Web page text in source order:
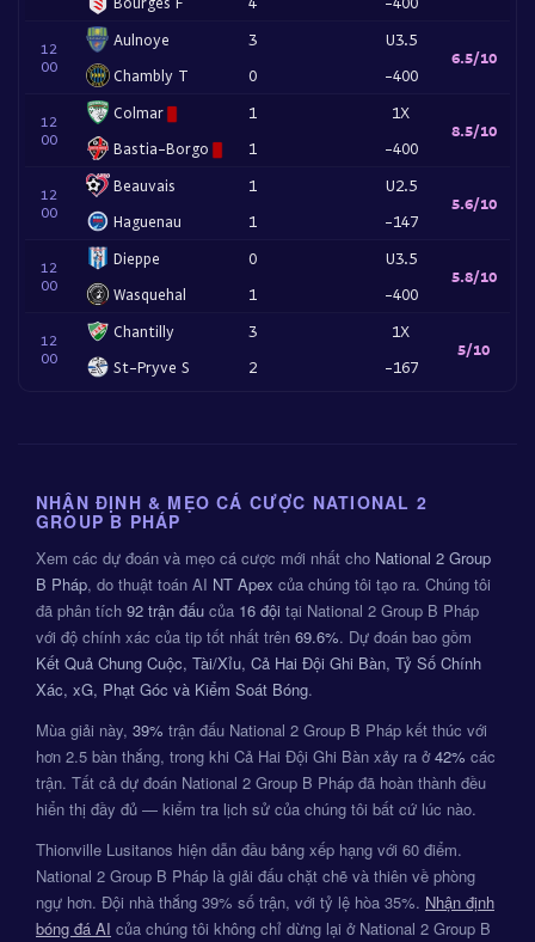
12
00
Aulnoye
Chambly T
3
0
U3.5
-400
6.5/10
12
00
Colmar
Bastia-Borgo
1
1
1X
-400
8.5/10
12
00
Beauvais
Haguenau
1
1
U2.5
-147
5.6/10
12
00
Dieppe
Wasquehal
0
1
U3.5
-400
5.8/10
12
00
Chantilly
St-Pryve S
3
2
1X
-167
5/10
NHẬN ĐỊNH & MẸO CÁ CƯỢC NATIONAL 2
GROUP B PHÁP
Xem các dự đoán và mẹo cá cược mới nhất cho National 2 Group
B Pháp, do thuật toán AI NT Apex của chúng tôi tạo ra. Chúng tôi
đã phân tích 92 trận đấu của 16 đội tại National 2 Group B Pháp
với độ chính xác của tip tốt nhất trên 69.6%. Dự đoán bao gồm
Kết Quả Chung Cuộc, Tài/Xỉu, Cả Hai Đội Ghi Bàn, Tỷ Số Chính
Xác, xG, Phạt Góc và Kiểm Soát Bóng.
Mùa giải này, 39% trận đấu National 2 Group B Pháp kết thúc với
hơn 2.5 bàn thắng, trong khi Cả Hai Đội Ghi Bàn xảy ra ở42% các
trận. Tất cả dự đoán National 2 Group B Pháp đã hoàn thành đều
hiển thị đầy đủ — kiểm tra lịch sử của chúng tôi bất cứ lúc nào.
Thionville Lusitanos hiện dẫn đầu bảng xếp hạng với 60 điểm.
National 2 Group B Pháp là giải đấu chặt chẽ và thiên về phòng
ngự hơn. Đội nhà thắng 39% số trận, với tỷ lệ hòa 35%. Nhận định
bóng đá AI của chúng tôi không chỉ dừng lại ở National 2 Group B